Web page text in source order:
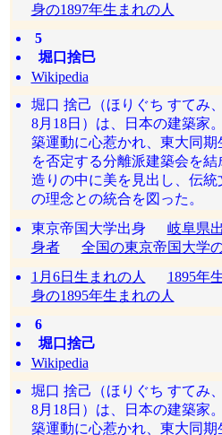
身の1897年生まれの人
5
堀口捨巳
Wikipedia
堀口 捨己（ほりぐち すてみ
8月18日）は、日本の建築家
築運動に心惹かれ、東大同
を否定する分離派建築会を
造りの中に美を見出し、伝
の理念との統合を図った。
東京帝国大学出身 岐阜県
身者
全国の東京帝国大学
1月6日生まれの人
1895年
身の1895年生まれの人
6
堀口捨己
Wikipedia
堀口 捨己（ほりぐち すてみ
8月18日）は、日本の建築家
築運動に心惹かれ、東大同